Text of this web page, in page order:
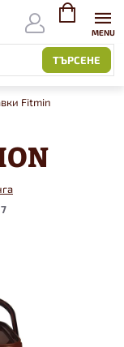
ТЪРСЕНЕ
ВИЖ
Fitmin